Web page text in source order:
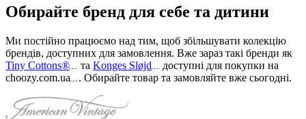
Обирайте бренд для себе та дитини
Ми постійно працюємо над тим, щоб збільшувати колекцію
брендів, доступних для замовлення. Вже зараз такі бренди як
Tiny Cottons®
та Konges Sløjd
доступні для покупки на
choozy.com.ua
. Обирайте товар та замовляйте вже сьогодні.